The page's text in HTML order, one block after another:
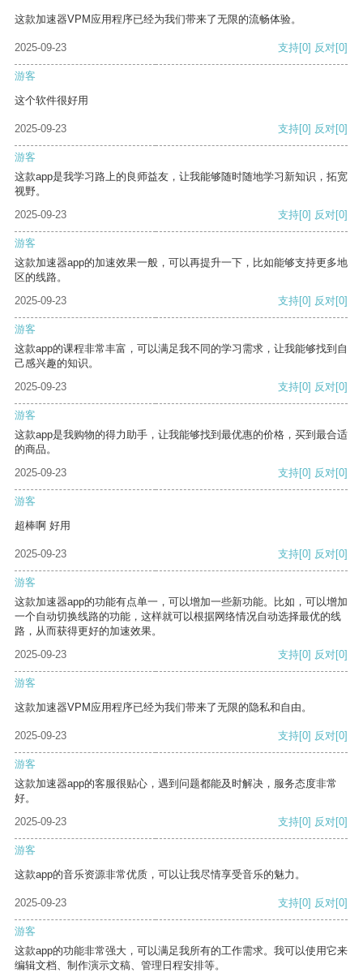
这款加速器VPM应用程序已经为我们带来了无限的流畅体验。
2025-09-23 支持[0] 反对[0]
游客
这个软件很好用
2025-09-23 支持[0] 反对[0]
游客
这款app是我学习路上的良师益友，让我能够随时随地学习新知识，拓宽
视野。
2025-09-23
支持[0] 反对[0]
游客
这款加速器app的加速效果一般，可以再提升一下，比如能够支持更多地
区的线路。
2025-09-23
支持[0] 反对[0]
游客
这款app的课程非常丰富，可以满足我不同的学习需求，让我能够找到自
己感兴趣的知识。
2025-09-23
支持[0] 反对[0]
游客
这款app是我购物的得力助手，让我能够找到最优惠的价格，买到最合适
的商品。
2025-09-23
支持[0] 反对[0]
游客
超棒啊 好用
2025-09-23 支持[0] 反对[0]
游客
这款加速器app的功能有点单一，可以增加一些新功能。比如，可以增加
一个自动切换线路的功能，这样就可以根据网络情况自动选择最优的线
路，从而获得更好的加速效果。
2025-09-23
支持[0] 反对[0]
游客
这款加速器VPM应用程序已经为我们带来了无限的隐私和自由。
2025-09-23 支持[0] 反对[0]
游客
这款加速器app的客服很贴心，遇到问题都能及时解决，服务态度非常
好。
2025-09-23
支持[0] 反对[0]
游客
这款app的音乐资源非常优质，可以让我尽情享受音乐的魅力。
2025-09-23 支持[0] 反对[0]
游客
这款app的功能非常强大，可以满足我所有的工作需求。我可以使用它来
编辑文档、制作演示文稿、管理日程安排等。